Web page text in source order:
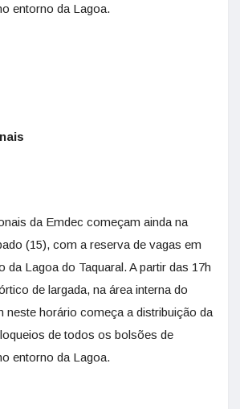
entorno da Lagoa.
da Emdec começam ainda na
(15), com a reserva de vagas em
da Lagoa do Taquaral. A partir das 17h
de largada, na área interna do
neste horário começa a distribuição da
de todos os bolsões de
entorno da Lagoa.